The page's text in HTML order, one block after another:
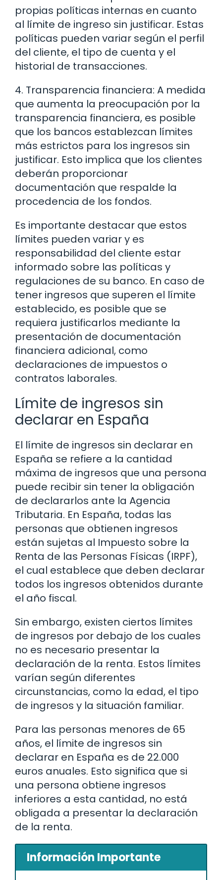
propias políticas internas en cuanto
al límite de ingreso sin justificar. Estas
políticas pueden variar según el perfil
del cliente, el tipo de cuenta y el
historial de transacciones.
4. Transparencia financiera: A medida
que aumenta la preocupación por la
transparencia financiera, es posible
que los bancos establezcan límites
más estrictos para los ingresos sin
justificar. Esto implica que los clientes
deberán proporcionar
documentación que respalde la
procedencia de los fondos.
Es importante destacar que estos
límites pueden variar y es
responsabilidad del cliente estar
informado sobre las políticas y
regulaciones de su banco. En caso de
tener ingresos que superen el límite
establecido, es posible que se
requiera justificarlos mediante la
presentación de documentación
financiera adicional, como
declaraciones de impuestos o
contratos laborales.
Límite de ingresos sin
declarar en España
El límite de ingresos sin declarar en
España se refiere a la cantidad
máxima de ingresos que una persona
puede recibir sin tener la obligación
de declararlos ante la Agencia
Tributaria. En España, todas las
personas que obtienen ingresos
están sujetas al Impuesto sobre la
Renta de las Personas Físicas (IRPF),
el cual establece que deben declarar
todos los ingresos obtenidos durante
el año fiscal.
Sin embargo, existen ciertos límites
de ingresos por debajo de los cuales
no es necesario presentar la
declaración de la renta. Estos límites
varían según diferentes
circunstancias, como la edad, el tipo
de ingresos y la situación familiar.
Para las personas menores de 65
años, el límite de ingresos sin
declarar en España es de 22.000
euros anuales. Esto significa que si
una persona obtiene ingresos
inferiores a esta cantidad, no está
obligada a presentar la declaración
de la renta.
Información Importante